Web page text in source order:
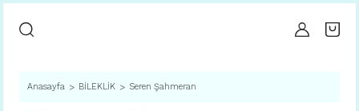
Anasayfa BİLEKLİK Seren Şahmeran